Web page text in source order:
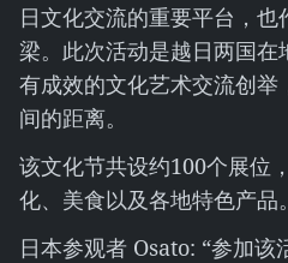
日文化交流的重要平台，
梁。此次活动是越日两国在
有成效的文化艺术交流创举
间的距离。
该文化节共设约100个展位
化、美食以及各地特色产品。
日本参观者 Osato: “参加